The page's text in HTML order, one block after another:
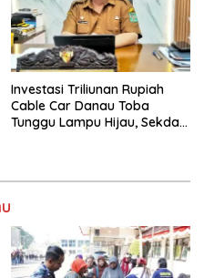
Investasi Triliunan Rupiah
Cable Car Danau Toba
Tunggu Lampu Hijau, Sekda